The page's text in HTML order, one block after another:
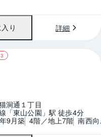
入り 詳細
間取り
洞通１丁目
「東山公園」駅 徒歩4分
9月築 4階／地上7階 南西